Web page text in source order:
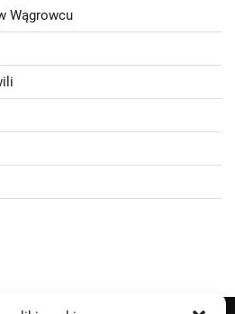
Wągrowcu